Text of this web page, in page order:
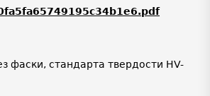
фаски, стандарта твердости HV-